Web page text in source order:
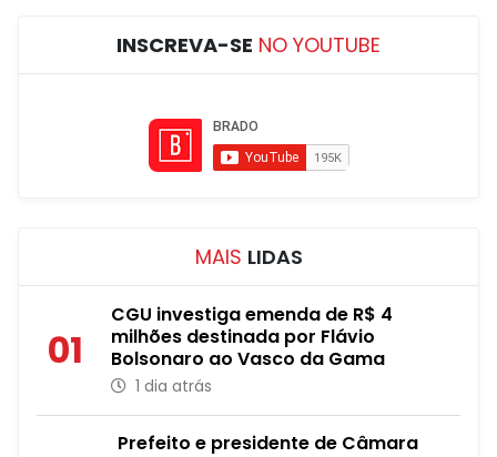
INSCREVA-SE NO YOUTUBE
MAIS LIDAS
01
CGU investiga emenda de R$ 4
milhões destinada por Flávio
Bolsonaro ao Vasco da Gama
1 dia atrás
Prefeito e presidente de Câmara